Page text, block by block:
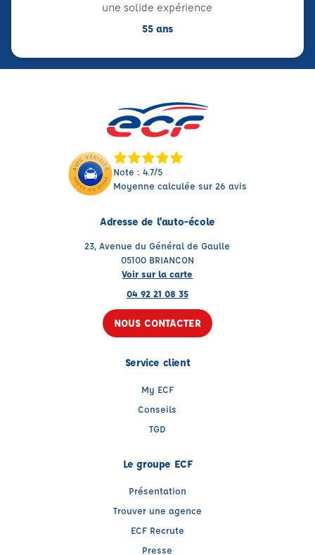
une solide expérience
55 ans
Note : 4.7/5
Moyenne calculée sur 26 avis
Adresse de l'auto-école
23, Avenue du Général de Gaulle
05100 BRIANCON
Voir sur la carte
04 92 21 08 35
NOUS CONTACTER
Service client
My ECF
Conseils
TGD
Le groupe ECF
Présentation
Trouver une agence
ECF Recrute
Presse